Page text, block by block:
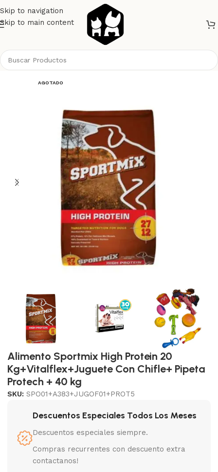
Skip to navigation
Skip to main content
AGOTADO
Alimento Sportmix High Protein 20
Kg+Vitalflex+Juguete Con Chifle+ Pipeta
Protech + 40 kg
SKU: SPO01+A383+JUGOF01+PROT5
Descuentos Especiales Todos Los Meses
Descuentos especiales siempre.
Compras recurrentes con descuento extra
contactanos!